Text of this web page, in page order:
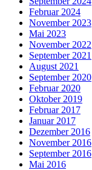
Februar 2024
November 2023
Mai 2023
November 2022
September 2021
August 2021
September 2020
Februar 2020
Oktober 2019
Februar 2017
Januar 2017
Dezember 2016
November 2016
September 2016
Mai 2016